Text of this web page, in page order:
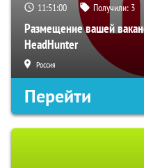
11:50:59 Получили: 3
Размещение вашей
HeadHunter
Россия
Перейти